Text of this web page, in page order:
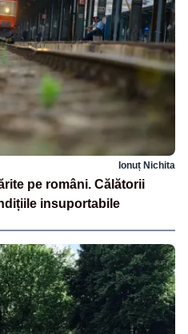
Ionuț Nichita
pe români. Călătorii
insuportabile